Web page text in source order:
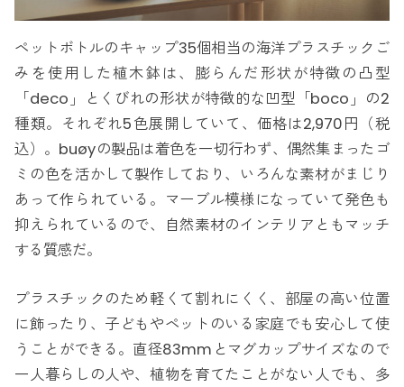
ペットボトルのキャップ35個相当の海洋プラスチックご
みを使用した植木鉢は、膨らんだ形状が特徴の凸型
「deco」とくびれの形状が特徴的な凹型「boco」の2
種類。それぞれ5色展開していて、価格は2,970円（税
込）。buøyの製品は着色を一切行わず、偶然集まったゴ
ミの色を活かして製作しており、いろんな素材がまじり
あって作られている。マーブル模様になっていて発色も
抑えられているので、自然素材のインテリアともマッチ
する質感だ。
プラスチックのため軽くて割れにくく、部屋の高い位置
に飾ったり、子どもやペットのいる家庭でも安心して使
うことができる。直径83mmとマグカップサイズなので
一人暮らしの人や、植物を育てたことがない人でも、多